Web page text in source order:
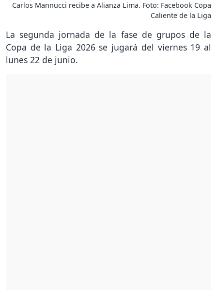
Carlos Mannucci recibe a Alianza Lima. Foto: Facebook Copa
Caliente de la Liga
La segunda jornada de la fase de grupos de la
Copa de la Liga 2026 se jugará del viernes 19 al
lunes 22 de junio.